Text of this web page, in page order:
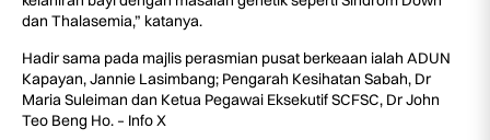
dan Thalasemia,” katanya.
Hadir sama pada majlis perasmian pusat berkeaan ialah ADUN
Kapayan, Jannie Lasimbang; Pengarah Kesihatan Sabah, Dr
Maria Suleiman dan Ketua Pegawai Eksekutif SCFSC, Dr John
Teo Beng Ho. – Info X